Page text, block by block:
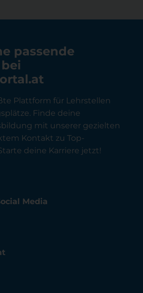
passende
Plattform für Lehrstellen
Finde deine
mit unserer gezielten
Kontakt zu Top-
deine Karriere jetzt!
Media